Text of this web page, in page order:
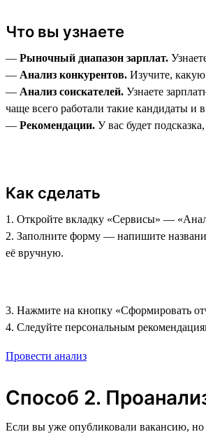
Что вы узнаете
— Рыночный диапазон зарплат.
— Анализ конкурентов. Изучите, какую
— Анализ соискателей. Узнаете
чаще всего работали такие кандидаты и
— Рекомендации. У вас будет
Как сделать
1. Откройте вкладку «Сервисы»‎ —
2. Заполните форму — напишите
её вручную.
3. Нажмите на кнопку «Сформировать
4. Следуйте персональным
Провести анализ
Способ 2.
Если вы уже опубликовали вакансию,